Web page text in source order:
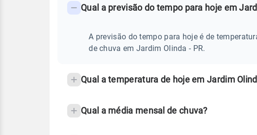
PREVISÃO
frequentes
temperatura
Qual a previsão do tempo para hoje em
A previsão do tempo para hoje é de
de chuva em Jardim Olinda - PR.
Qual a temperatura de hoje em Jardim
Qual a média mensal de chuva?